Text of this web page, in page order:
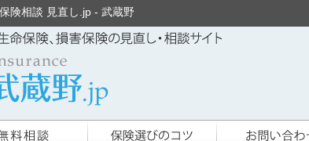
険相談 見直し.jp - 武蔵野